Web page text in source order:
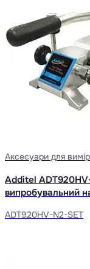
Аксесуари для
Additel
випробувальний
ADT920HV-N2-SET